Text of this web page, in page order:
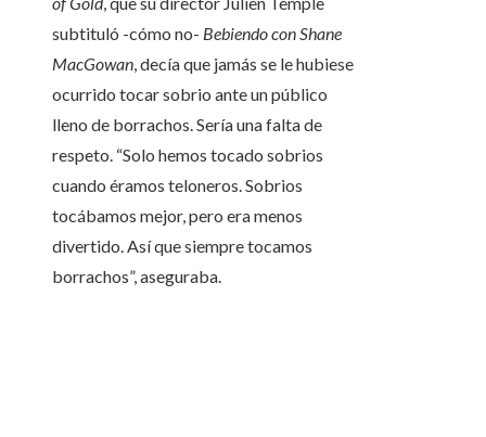
subtituló -cómo no- Bebiendo con Shane
MacGowan, decía que jamás se le hubiese
ocurrido tocar sobrio ante un público
lleno de borrachos. Sería una falta de
respeto. “Solo hemos tocado sobrios
cuando éramos teloneros. Sobrios
tocábamos mejor, pero era menos
divertido. Así que siempre tocamos
borrachos”, aseguraba.